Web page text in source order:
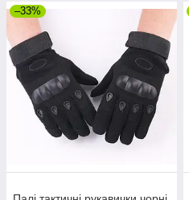
–33%